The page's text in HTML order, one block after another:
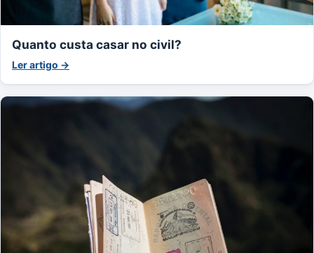
Quanto custa casar no civil?
Ler artigo →